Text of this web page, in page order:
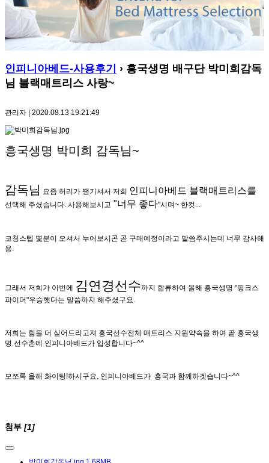
인피니아베드-사용후기
› 흥국생명 배구단 박미희감독
님 블랙매트리스 사랑~
관리자 | 2020.08.13 19:21:49
흥국생명 박미희 감독님~
감독님 요즘 허리가 땡기셔서 저희 인피니아베드 블랙매트리스를
선택해 주셨습니다. 사용해보시고 "너무 좋다"시며~ 한컷...
코칭스텝 몇분이 오셔서 누어보시곤 곧 구매예정이라고 말씀주시는데 너무 감사해
용.
그래서 저희가 이번에 김연경선수까지 합류하여 올해 흥국생명 "핑크스
파이더"우승햇다는 말씀까지 해주셨구요.
저희는 힘을 더 싣어드리고져 흥국선수전체 매트리스 지원약속을 하여 곧 흥국생
명 선수촌에 인피니아베드가 입성합니다~^^
모쪼록 올해 화이팅!하시구요. 인피니아베드가 흥국과 함께하겟습니다~^^
첨부 [1]